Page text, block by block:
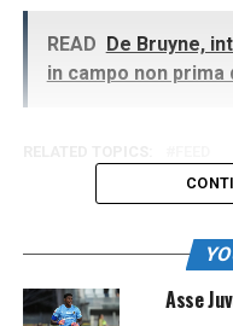
READ De Bruyne,
in campo non prima
Asse